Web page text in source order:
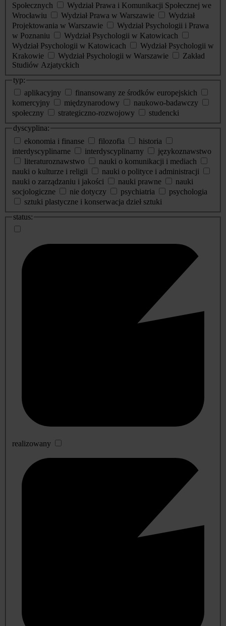
Społecznych
Wydział Prawa i Komunikacji Społecznej we
Wrocławiu
Wydział Prawa w Warszawie
Wydział
Projektowania w Warszawie
Wydział Psychologii i Prawa
w Poznaniu
Wydział Psychologii w Katowicach
Wydział Psychologii w Katowicach
Wydział Psychologii w
Krakowie
Wydział Psychologii w Warszawie
Zakład
Studiów Azjatyckich
typ:
aplikacyjny
finansowany ze środków europejskich
komercyjny
międzynarodowy
naukowo-badawczy
społeczny
strategiczno-rozwojowy
studencki
dyscyplina:
ekonomia i finanse
filozofia
historia
interdyscyplinarne
interdyscyplinarny
językoznawstwo
literaturoznawstwo
nauki o komunikacji i mediach
nauki o kulturze i religii
nauki o polityce i administracji
nauki o zarządzaniu i jakości
nauki prawne
nauki
socjologiczne
nie dotyczy psychiatria
psychologia
sztuki plastyczne i konserwacja dzieł sztuki
status:
realizowany